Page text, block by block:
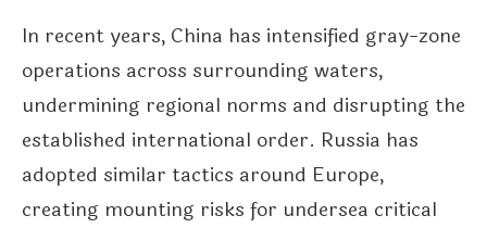
In recent years, China has intensified gray-zone
operations across surrounding waters,
undermining regional norms and disrupting the
established international order. Russia has
adopted similar tactics around Europe,
creating mounting risks for undersea critical